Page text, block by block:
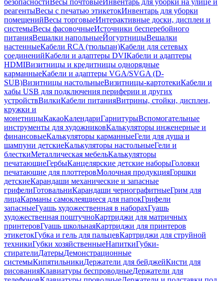
безопасностиВесы почтовыеИнвентарь для уборки на улице и
реагентыВесы с печатью этикетокИнвентарь для уборки
помещенийВесы торговыеИнтерактивные доски, дисплеи и
системыВесы фасовочныеИсточники бесперебойного
питанияВешалки напольныеЙогуртницыВешалки
настенныеКабели RCA (тюльпан)Кабели для сетевых
соединенийКабели и адаптеры DVIКабели и адаптеры
HDMIВизитницы и кредитницы однорядные
карманныеКабели и адаптеры VGA/SVGA (D-
SUB)Визитницы настольныеВизитницы-картотекиКабели и
хабы USB для подключения периферии и других
устройствВилкиКабели питанияВитрины, стойки, дисплеи,
кружки и
монетницыКакаоКалендариГарнитурыВспомогательные
инструменты для художниковКалькуляторы инженерные и
финансовыеКалькуляторы карманныеГели для душа и
шампуни детскиеКалькуляторы настольныеГели и
блесткиМеталлическая мебельКалькуляторы
печатающиеГербыКанцелярские детские наборыГоловки
печатающие для плоттеровМолочная продукцияГоршки
детскиеКарандаши механические и запасные
грифелиГотовальниКарандаши чернографитныеГрим для
лицаКарманы самоклеящиеся для папокГрифели
запасныеГуашь художественная в наборахГуашь
художественная поштучноКартриджи для матричных
принтеровГуашь школьнаяКартриджи для принтеров
этикетокГубка и гель для пальцевКартриджи для струйной
техникиГубки хозяйственныеНапиткиГубки-
стирателиДатерыДемонстрационные
системыКипятильникиДержатели для бейджейКисти для
рисованияКлавиатуры беспроводныеДержатели для